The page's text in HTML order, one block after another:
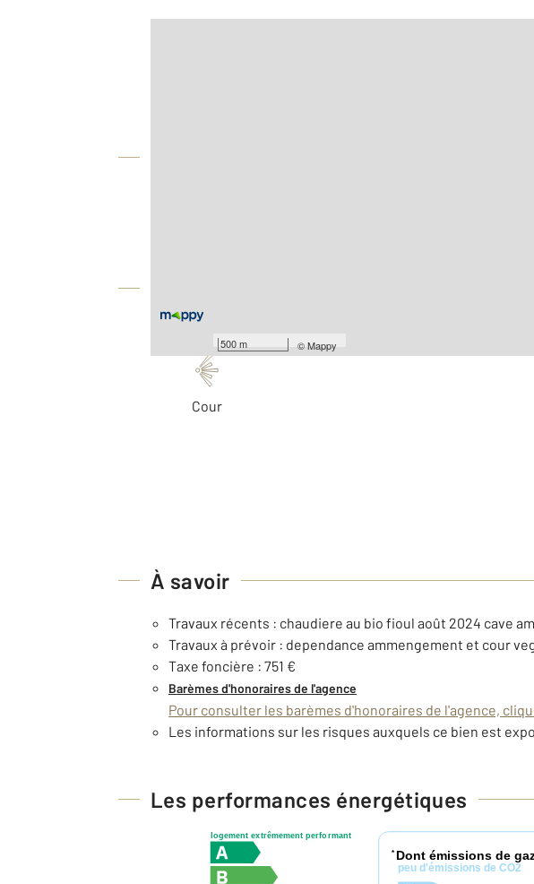
500 m ©Mappy
Cour
À savoir
Travaux récents : chaudiere au bio fioul août 2024 cave
Travaux à prévoir : dependance ammengement et cour
Taxe foncière : 751 €
Barèmes d'honoraires de l'agence
Pour consulter les barèmes d'honoraires de l'agence,
Les informations sur les risques auxquels ce bien est
Les performances énergétiques
logement extrêmement performant
* Dont émissions de
peu d'émissions de CO2